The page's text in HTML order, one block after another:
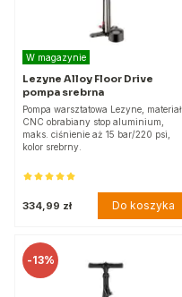
W magazynie
Lezyne Alloy Floor Drive
pompa srebrna
Pompa warsztatowa Lezyne, materiał
CNC obrabiany stop aluminium,
maks. ciśnienie aż 15 bar/220 psi,
kolor srebrny.
334,99 zł Do koszyka
-13%